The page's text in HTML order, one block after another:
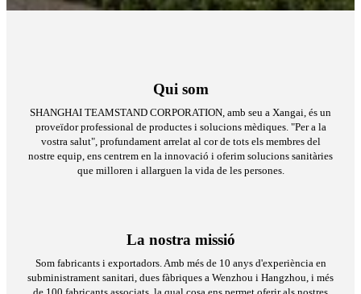
Qui som
SHANGHAI TEAMSTAND CORPORATION, amb seu a Xangai, és un
proveïdor professional de productes i solucions mèdiques. "Per a la
vostra salut", profundament arrelat al cor de tots els membres del
nostre equip, ens centrem en la innovació i oferim solucions sanitàries
que milloren i allarguen la vida de les persones.
La nostra missió
Som fabricants i exportadors. Amb més de 10 anys d'experiència en
subministrament sanitari, dues fàbriques a Wenzhou i Hangzhou, i més